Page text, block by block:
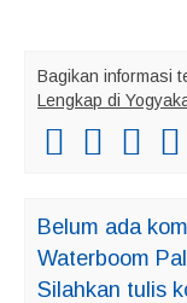
Bagikan informasi
Lengkap di
Belum ada
Waterboom
Silahkan tulis